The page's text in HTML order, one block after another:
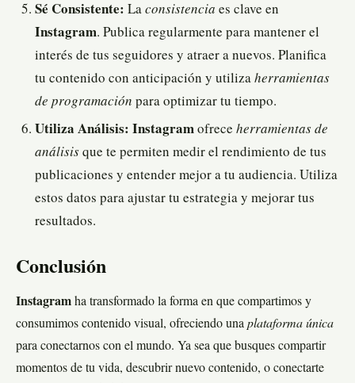
Sé Consistente: La consistencia es clave en
Instagram. Publica regularmente para mantener el
interés de tus seguidores y atraer a nuevos. Planifica
tu contenido con anticipación y utiliza herramientas
de programación para optimizar tu tiempo.
Utiliza Análisis: Instagram ofrece herramientas de
análisis que te permiten medir el rendimiento de tus
publicaciones y entender mejor a tu audiencia. Utiliza
estos datos para ajustar tu estrategia y mejorar tus
resultados.
Conclusión
Instagram ha transformado la forma en que compartimos y
consumimos contenido visual, ofreciendo una plataforma única
para conectarnos con el mundo. Ya sea que busques compartir
momentos de tu vida, descubrir nuevo contenido, o conectarte